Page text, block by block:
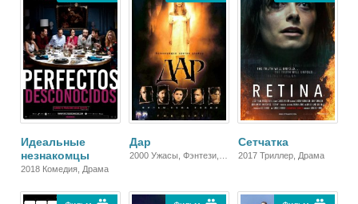
Идеальные
незнакомцы
2018 Комедия, Драма
Дар
2000 Ужасы, Фэнтези,
Сетчатка
2017 Триллер, Драма